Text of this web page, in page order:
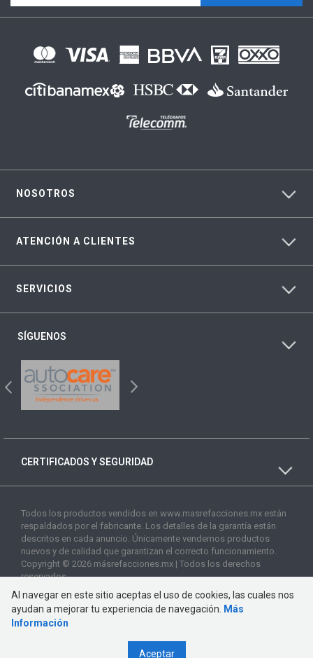
NOSOTROS
ATENCIÓN A CLIENTES
SERVICIOS
SÍGUENOS
CERTIFICADOS Y SEGURIDAD
Todos los productos vendidos en www.masrefacciones.mx están
respaldados por el fabricante. Los detalles de la garantía están
descritos en cada anuncio. Únicamente vendemos productos
nuevos y de calidad que garantizan el correcto funcionamiento.
Copyright © 2026 másrefacciones.mx | Todos los derechos
reservados
Al navegar en este sitio aceptas el uso de cookies, las cuales nos
ayudan a mejorar tu experiencia de navegación.
Más
Información
Aceptar